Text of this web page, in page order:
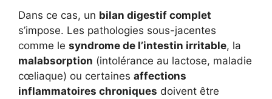
Dans ce cas, un bilan digestif complet
s’impose. Les pathologies sous-jacentes
comme le syndrome de l’intestin irritable, la
malabsorption (intolérance au lactose, maladie
cœliaque) ou certaines affections
inflammatoires chroniques doivent être